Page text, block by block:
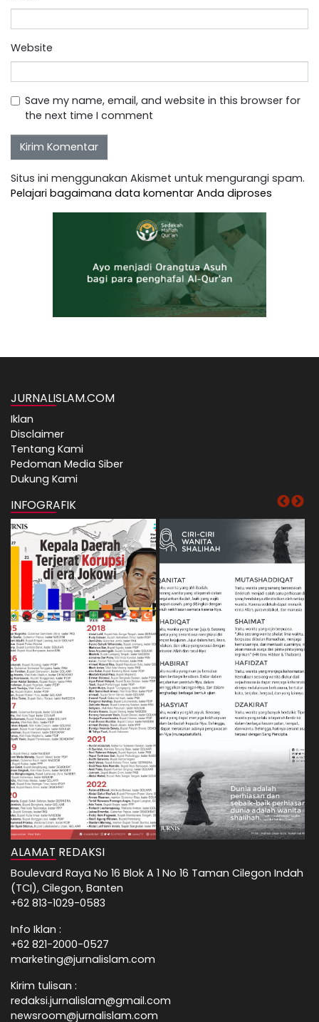
Website
Save my name, email, and website in this browser for
the next time I comment
Situs ini menggunakan Akismet untuk mengurangi spam.
Pelajari bagaimana data komentar Anda diproses
JURNALISLAM.COM
Iklan
Disclaimer
Tentang Kami
Pedoman Media Siber
Dukung Kami
INFOGRAFIK
ALAMAT REDAKSI
Boulevard Raya No 16 Blok A 1 No 16 Taman Cilegon Indah
(TCI), Cilegon, Banten
+62 813-1029-0583
Info Iklan :
+62 821-2000-0527
marketing@jurnalislam.com
Kirim tulisan :
redaksi.jurnalislam@gmail.com
newsroom@jurnalislam.com